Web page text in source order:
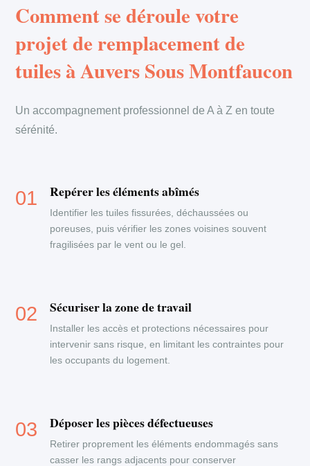
Comment se déroule votre
projet de remplacement de
tuiles à Auvers Sous Montfaucon
Un accompagnement professionnel de A à Z en toute
sérénité.
Repérer les éléments abîmés
Identifier les tuiles fissurées, déchaussées ou
poreuses, puis vérifier les zones voisines souvent
fragilisées par le vent ou le gel.
Sécuriser la zone de travail
Installer les accès et protections nécessaires pour
intervenir sans risque, en limitant les contraintes pour
les occupants du logement.
Déposer les pièces défectueuses
Retirer proprement les éléments endommagés sans
casser les rangs adjacents pour conserver